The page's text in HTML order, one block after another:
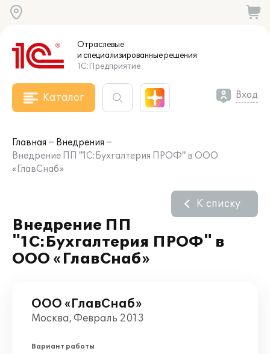
Отраслевые
и специализированныерешения
1С:Предприятие
Каталог Вход
Главная
Внедрения
Внедрение ПП "1С:Бухгалтерия ПРОФ" в ООО
«ГлавСнаб»
Внедрение ПП
"1С:Бухгалтерия ПРОФ" в
ООО «ГлавСнаб»
К списку
ООО «ГлавСнаб»
Москва, Февраль 2013
Вариант работы